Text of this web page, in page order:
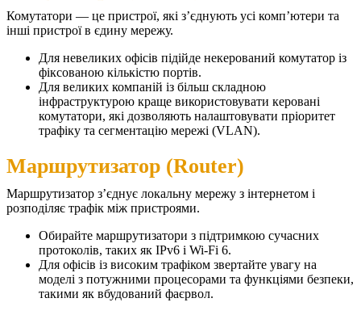
Комутатори — це пристрої, які з’єднують усі комп’ютери та
інші пристрої в єдину мережу.
Для невеликих офісів підійде некерований комутатор із
фіксованою кількістю портів.
Для великих компаній із більш складною
інфраструктурою краще використовувати керовані
комутатори, які дозволяють налаштовувати пріоритет
трафіку та сегментацію мережі (VLAN).
Маршрутизатор (Router)
Маршрутизатор з’єднує локальну мережу з інтернетом і
розподіляє трафік між пристроями.
Обирайте маршрутизатори з підтримкою сучасних
протоколів, таких як IPv6 і Wi-Fi 6.
Для офісів із високим трафіком звертайте увагу на
моделі з потужними процесорами та функціями безпеки,
такими як вбудований фаєрвол.